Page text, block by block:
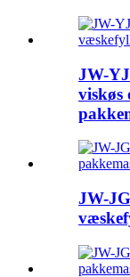
JW-
viskøs
JW-